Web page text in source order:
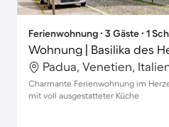
Ferienwohnung ∙ 3 Gäste ∙ 1
Padua, Venetien,
Charmante Ferienwohnung im
mit voll ausgestatteter Küche